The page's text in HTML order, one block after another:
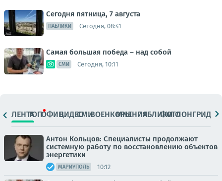
Сегодня пятница, 7 августа
ПАБЛИКИ Сегодня, 08:41
Самая большая победа – над собой
СМИ Сегодня, 10:11
ЛЕНТАТОПОФИЦ.ВИДЕОСМИВОЕНКОРЫМНЕНИЯПАБЛИКИ
ФОТОЛОНГРИДЫ
Антон Кольцов: Специалисты продолжают
системную работу по восстановлению объектов
энергетики
МАРИУПОЛЬ 10:12